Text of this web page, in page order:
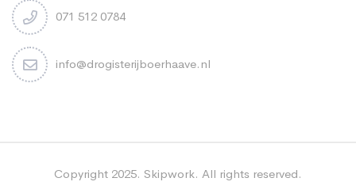
071 512 0784
info@drogisterijboerhaave.nl
Copyright 2025. Skipwork. All rights reserved.